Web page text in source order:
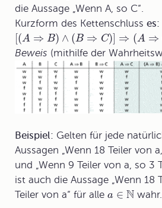
die Aussage „Wenn A, so C“.
Kurzform des Kettenschluss es:
[(A ⇒ B) ∧ (B ⇒ C)] ⇒ (A ⇒
Beweis (mithilfe der
Beispiel: Gelten für jede
Aussagen „Wenn 18 Teiler von
und „Wenn 9 Teiler von a, so 3
ist auch die Aussage „Wenn 18
Teiler von a“ für alle a ∈ N wahr.